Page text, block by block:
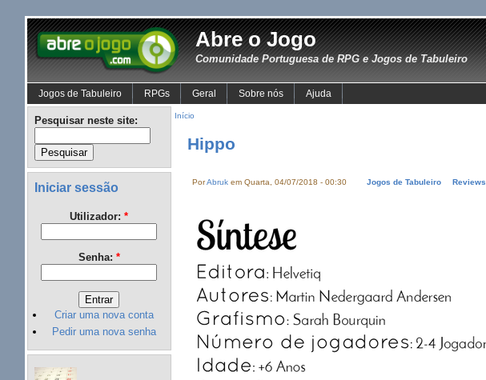
Abre o Jogo
Comunidade Portuguesa de RPG e Jogos de Tabuleiro
Jogos de Tabuleiro RPGs Geral Sobre nós Ajuda
Pesquisar neste site:
Iniciar sessão
Utilizador:*
Senha: *
Criar uma nova conta
Pedir uma nova senha
Início
Hippo
PorAbruk em Quarta, 04/07/2018 - 00:30 Jogos de Tabuleiro Reviews